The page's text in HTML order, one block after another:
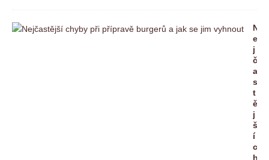
N
e
j
č
a
s
t
ě
j
š
í
c
h